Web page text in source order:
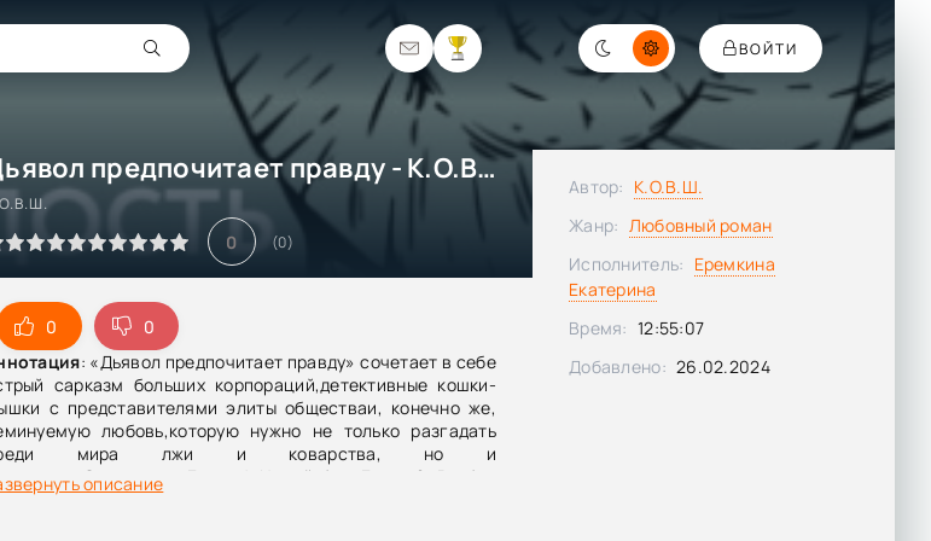
ВОЙТИ
Дьявол предпочитает правду - К.О.В.Ш.
0 (0)
0
0
: «Дьявол предпочитает правду» сочетает в себе
сарказм больших корпораций,детективные кошки-
с представителями элиты обществаи, конечно же,
любовь,которую нужно не только разгадать
мира лжи и коварства, но и
СодержаниеГлава 1. Новый боссГлава 2. Разбор
карамельный фраппе и черный латексГлава 3.
описание
Автор: К.О.В.Ш.
Жанр: Любовный роман
Исполнитель: Еремкина
Екатерина
Время: 12:55:07
Добавлено: 26.02.2024